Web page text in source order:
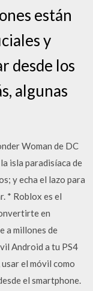
están
y
desde los
algunas
Woman de DC
isla paradisíaca de
y echa el lazo para
* Roblox es el
en
a millones de
Android a tu PS4
el móvil como
el smartphone.